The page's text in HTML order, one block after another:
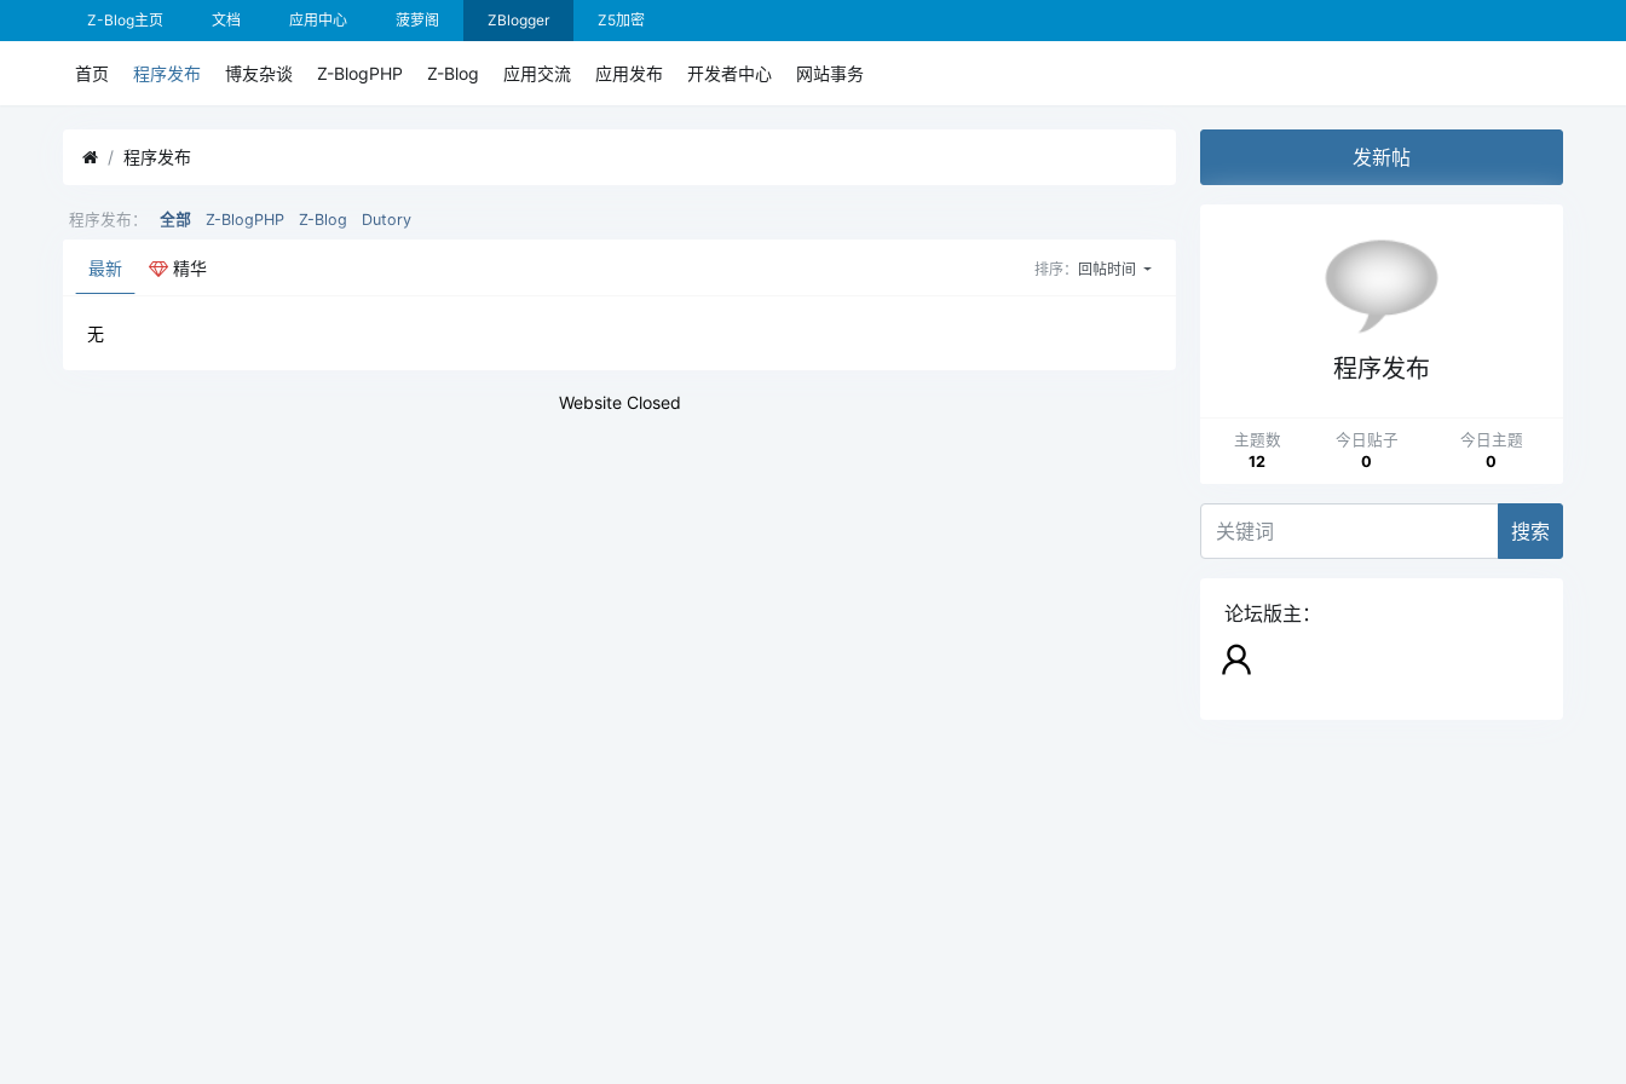
Z-Blog主页 文档 应用中心 菠萝阁 ZBlogger Z5加密
首页 程序发布 博友杂谈 Z-BlogPHP Z-Blog 应用交流 应用发布 开发者中心 网站事务
程序发布
程序发布： 全部 Z-BlogPHP Z-Blog Dutory
最新 精华 排序： 回帖时间
无
Website Closed
发新帖
程序发布
主题数
12
今日贴子
0
今日主题
0
搜索
论坛版主：